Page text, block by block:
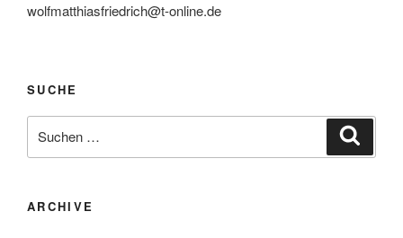
wolfmatthiasfriedrich@t-online.de
SUCHE
nach:
ARCHIVE